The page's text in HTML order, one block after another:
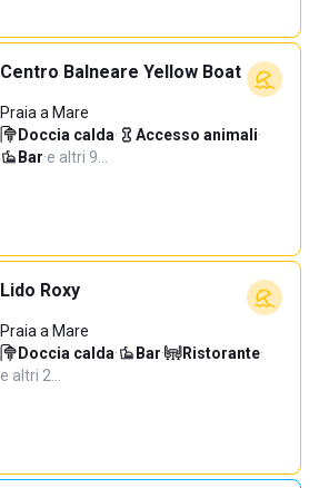
Centro Balneare Yellow Boat
Praia a Mare
Doccia calda· Accesso animali·
Bar·e altri 9…
Lido Roxy
Praia a Mare
Doccia calda· Bar· Ristorante·
e altri 2…